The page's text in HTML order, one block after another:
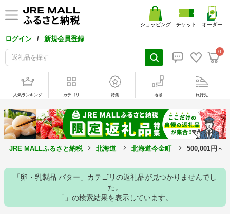
ログイン / 新規会員登録
0
ショッピング チケット オーダー
人気ランキング カテゴリ 特集 地域 旅行先
JRE MALLふるさと納税 北海道 北海道今金町 500,001円～
「卵・乳製品 バター」カテゴリの返礼品が見つかりませんでし
た。
「」の検索結果を表示しています。